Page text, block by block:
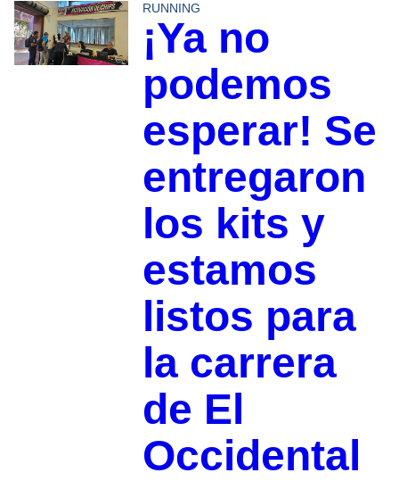
RUNNING
¡Ya no
podemos
esperar! Se
entregaron
los kits y
estamos
listos para
la carrera
de El
Occidental